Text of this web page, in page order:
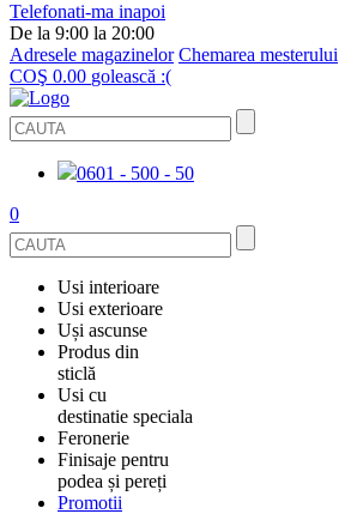
Telefonati-ma inapoi
De la 9:00 la 20:00
Adresele magazinelor Chemarea mesterului
COŞ 0.00 golească :(
0601 - 500 - 50
0
Usi interioare
FURNIRUITE
SMALT
DIN LEMN DE PIN
Usi exterioare
USI METALICE
PENTRU APARTAMENT
PENTRU CASA
Uși ascunse
OGLINDIT
GRESIE PORȚELANATĂ
Produs din
sticlă
BALUSTRADE ȘI TREPTE
CABINE DE DUȘ ȘI PEREȚI DESPĂRȚITORI
Usi cu
destinatie speciala
USI ANTIFOC (ANTIINCENDIU)
Feronerie
ACCESORII
Finisaje pentru
podea și pereți
Promotii